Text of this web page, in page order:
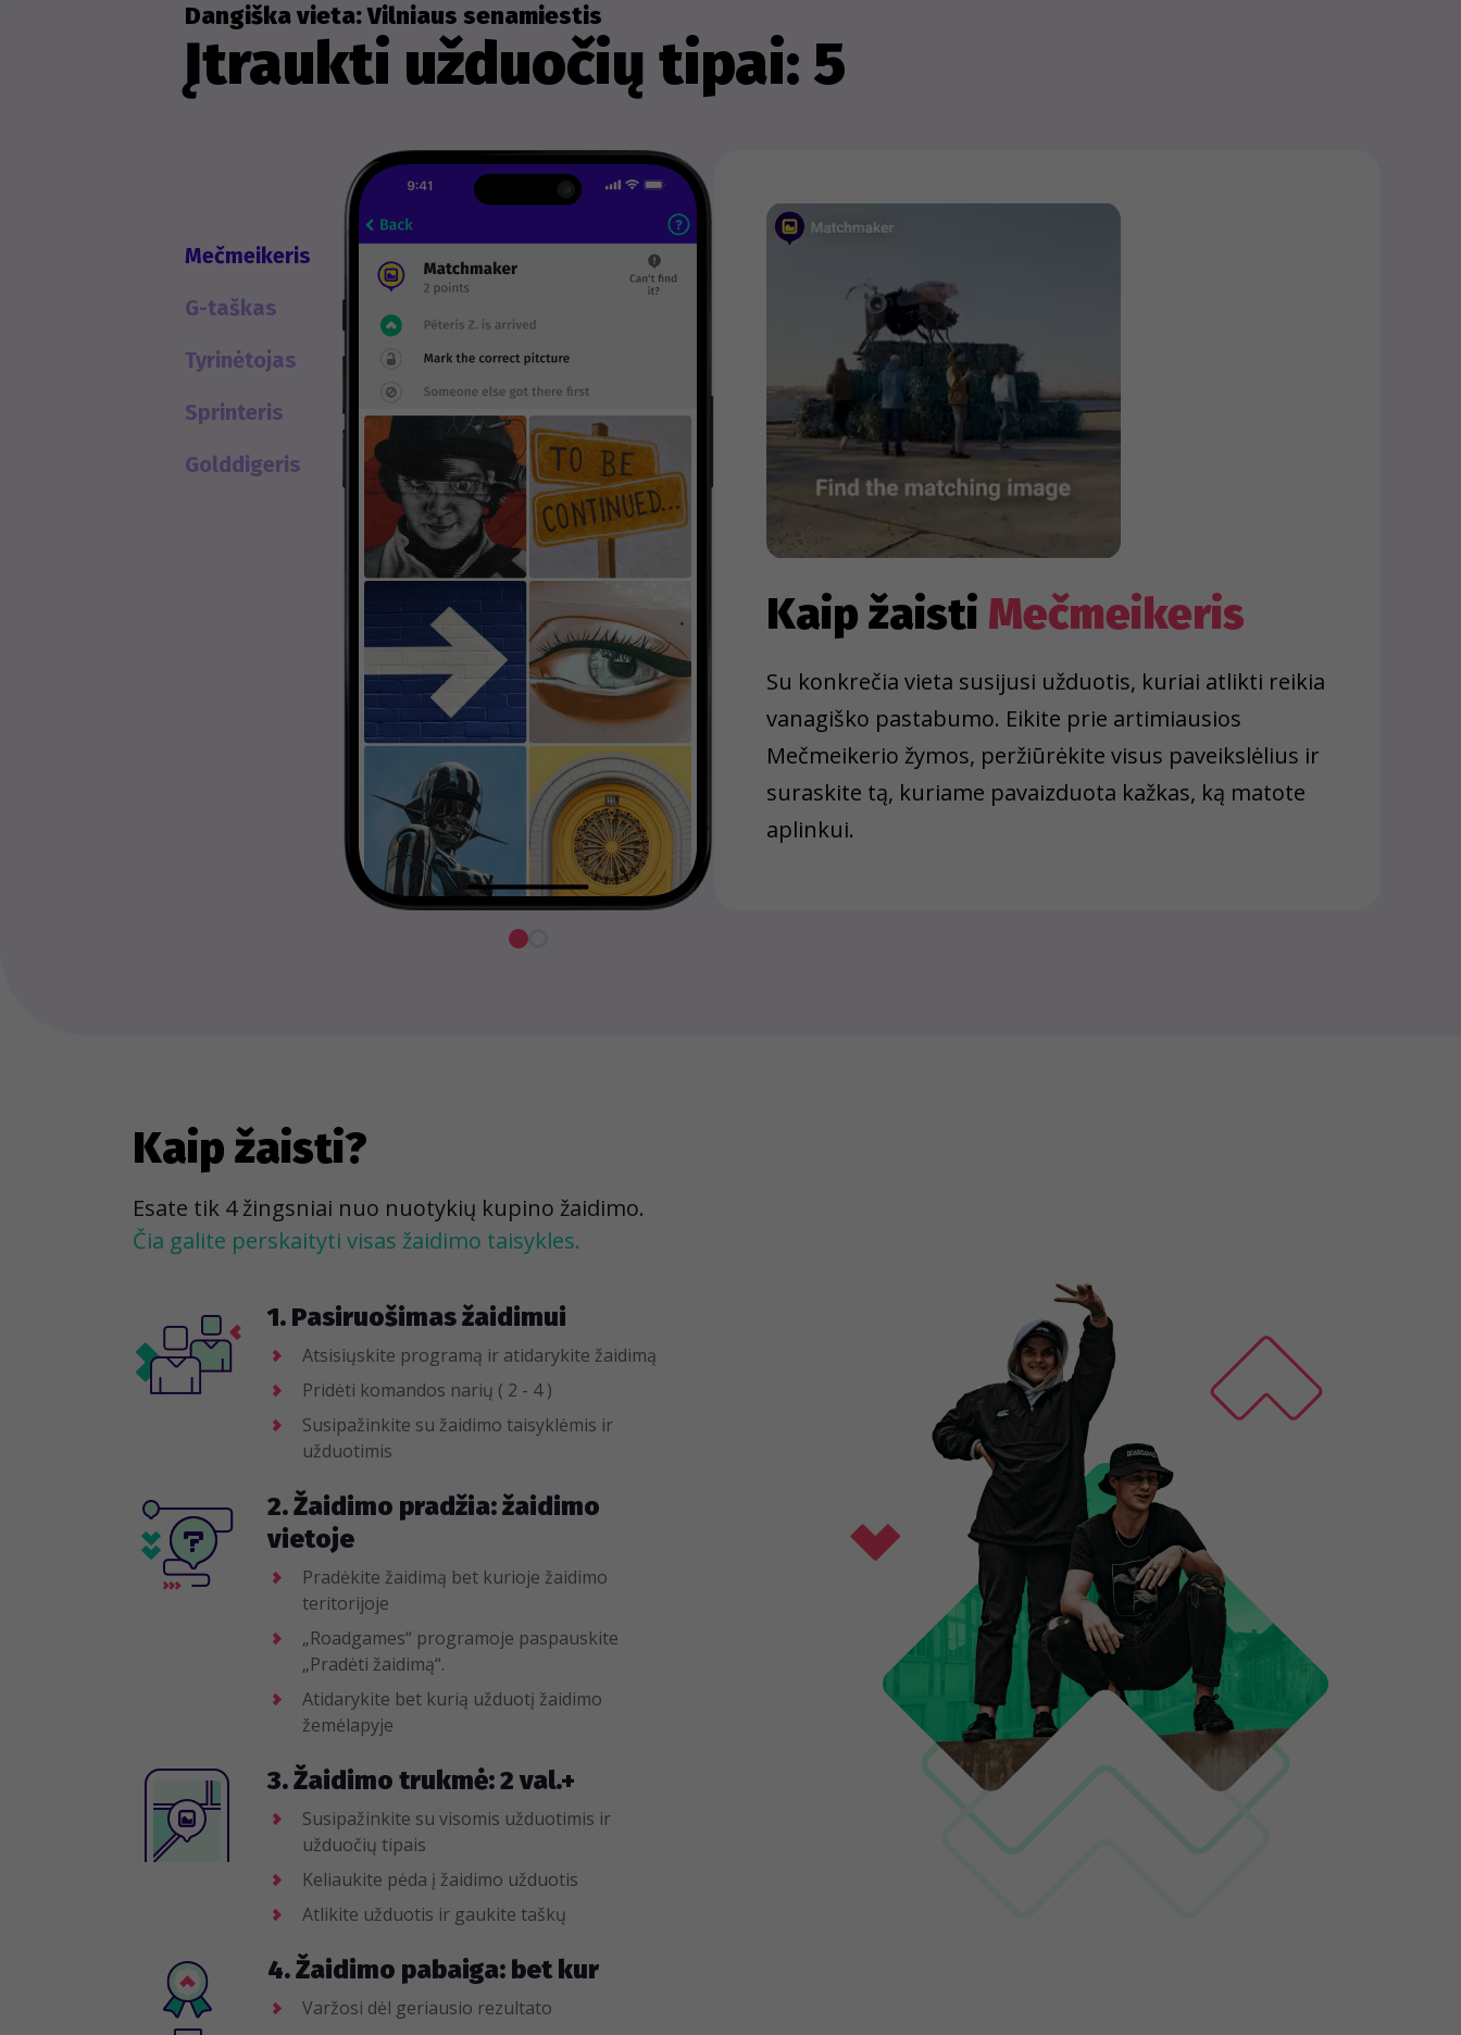
Dangiška vieta: Vilniaus senamiestis
Įtraukti užduočių tipai: 5
Mečmeikeris
G-taškas
Tyrinėtojas
Sprinteris
Golddigeris
Kaip žaisti Mečmeikeris
Su konkrečia vieta susijusi užduotis, kuriai atlikti reikia
vanagiško pastabumo. Eikite prie artimiausios
Mečmeikerio žymos, peržiūrėkite visus paveikslėlius ir
suraskite tą, kuriame pavaizduota kažkas, ką matote
aplinkui.
Kaip žaisti?
Esate tik 4 žingsniai nuo nuotykių kupino žaidimo.
Čia galite perskaityti visas žaidimo taisykles.
1. Pasiruošimas žaidimui
Atsisiųskite programą ir atidarykite žaidimą
Pridėti komandos narių ( 2 - 4 )
Susipažinkite su žaidimo taisyklėmis ir
užduotimis
2. Žaidimo pradžia: žaidimo
vietoje
Pradėkite žaidimą bet kurioje žaidimo
teritorijoje
„Roadgames“ programoje paspauskite
„Pradėti žaidimą“.
Atidarykite bet kurią užduotį žaidimo
žemėlapyje
3. Žaidimo trukmė: 2 val.+
Susipažinkite su visomis užduotimis ir
užduočių tipais
Keliaukite pėda į žaidimo užduotis
Atlikite užduotis ir gaukite taškų
4. Žaidimo pabaiga: bet kur
Varžosi dėl geriausio rezultato